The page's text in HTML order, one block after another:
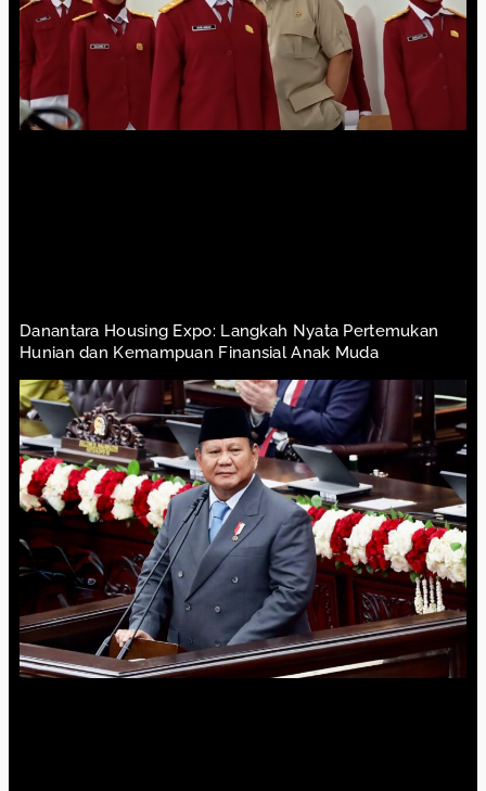
Danantara Housing Expo: Langkah Nyata Pertemukan
Hunian dan Kemampuan Finansial Anak Muda